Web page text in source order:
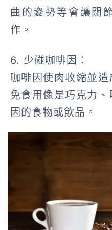
曲的姿勢等會讓關
作。
6. 少碰咖啡因：
咖啡因使肉收縮並
免食用像是巧克力
因的食物或飲品。